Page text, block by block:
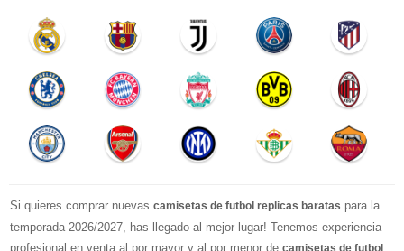
Si quieres comprar nuevas camisetas de futbol replicas baratas para la
temporada 2026/2027, has llegado al mejor lugar! Tenemos experiencia
profesional en venta al por mayor y al por menor de camisetas de futbol